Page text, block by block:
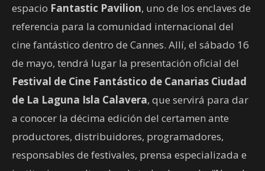
espacio Fantastic Pavilion, uno de los enclaves de
referencia para la comunidad internacional del
cine fantástico dentro de Cannes. Allí, el sábado 16
de mayo, tendrá lugar la presentación oficial del
Festival de Cine Fantástico de Canarias Ciudad
de La Laguna Isla Calavera, que servirá para dar
a conocer la décima edición del certamen ante
productores, distribuidores, programadores,
responsables de festivales, prensa especializada e